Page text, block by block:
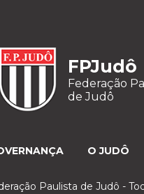
FPJudô
Federação
de Judô
O JUDÔ
Paulista de Judô -